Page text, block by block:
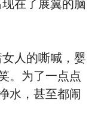
在了展翼的脑
人的嘶喊，婴
。为了一点点
水，甚至都闹